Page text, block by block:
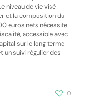
niveau de vie visé
et la composition du
euros nets nécessite
accessible avec
sur le long terme
un suivi régulier des
0